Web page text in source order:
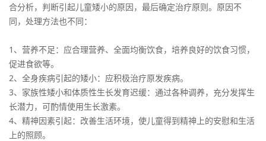
合分析，判断引起儿童矮小的原因，最后确定治疗原则。原因不
同，处理方法也不同：
1、营养不足：应合理营养、全面均衡饮食，培养良好的饮食习惯，
促进食欲等。
2、全身疾病引起的矮小：应积极治疗原发疾病。
3、家族性矮小和体质性生长发育迟缓：通过各种调养，充分发挥生
长潜力，可酌情使用生长激素。
4、精神因素引起：改善生活环境，使儿童得到精神上的安慰和生活
上的照顾。